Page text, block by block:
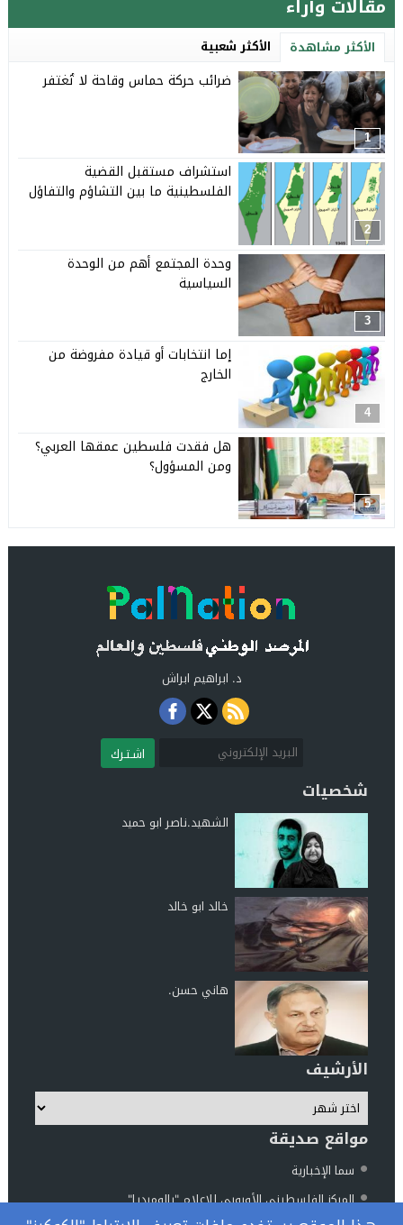
مقالات وآراء
الأكثر مشاهدة الأكثر شعبية
1
ضرائب حركة حماس وقاحة لا تُغتفر
2
استشراف مستقبل القضية
الفلسطينية ما بين التشاؤم والتفاؤل
3
وحدة المجتمع أهم من الوحدة
السياسية
4
إما انتخابات أو قيادة مفروضة من
الخارج
5
هل فقدت فلسطين عمقها العربي؟
ومن المسؤول؟
د. ابراهيم ابراش
اشـتـرك
شخصيات
الشهيد.ناصر ابو حميد
خالد ابو خالد
هاني حسن.
الأرشيف
مواقع صديقة
سما الإخبارية
المركز الفلسطيني الأوروبي للإعلام "بالوميديا"